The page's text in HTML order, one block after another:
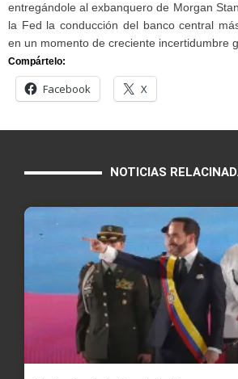
entregándole al exbanquero de Morgan
la Fed la conducción del banco central
en un momento de creciente incertidumbre
Compártelo:
Facebook X
NOTICIAS